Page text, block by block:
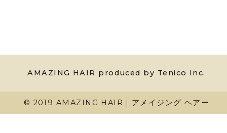
AMAZING HAIR produced by Tenico Inc.
© 2019 AMAZING HAIR｜アメイジング ヘアー